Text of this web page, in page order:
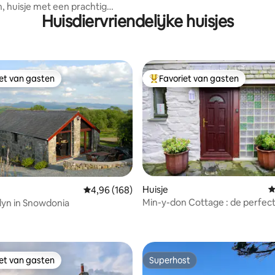
huisje met een prachtig
bubbelbad.Huisdiervriendelijke huisjes
4,97 op 5, 339 recensies
van gasten
van gasten
Gemiddelde beoordeling van 4,96 op 5, 168
4,96 (168)
Tyddyn Iolyn in Snowdonia
Topfavoriet van gasten
Favoriet van gasten
Huisje
Min-y-don Cottage : de
van gasten
van gasten Superhost
Superhost